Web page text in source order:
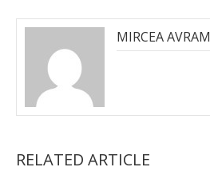
MIRCEA AVRAM
RELATED ARTICLE